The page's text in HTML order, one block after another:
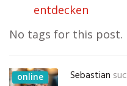
entdecken
No tags for this post.
online Sebastian